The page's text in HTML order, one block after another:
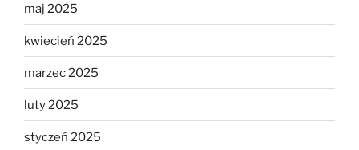
maj 2025
kwiecień 2025
marzec 2025
luty 2025
styczeń 2025